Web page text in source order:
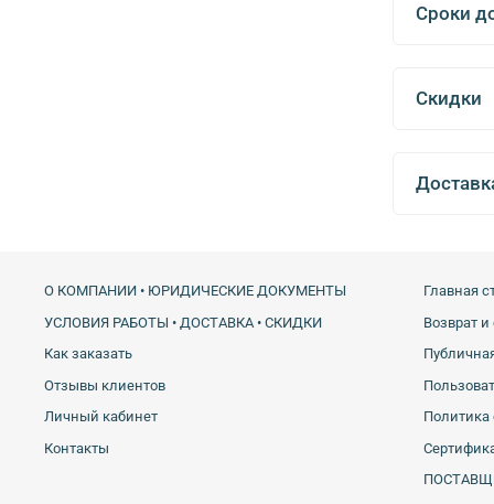
Сроки
Скидки
О КОМПАНИИ • ЮРИДИЧЕСКИЕ ДОКУМЕНТЫ
УСЛОВИЯ РАБОТЫ • ДОСТАВКА • СКИДКИ
Как заказать
Отзывы клиентов
Личный кабинет
Контакты
Главная
Возврат
Политика